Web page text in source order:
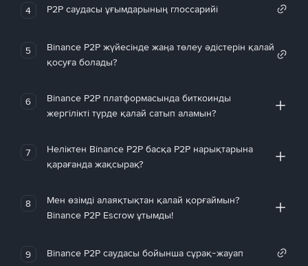
4 P2P саудасы ұғымдарының глоссарийі
5
Binance P2P жүйесінде жаңа төлеу әдістерін қалай
қосуға болады?
6
Binance P2P платформасында биткоинды
жергілікті түрде қалай сатып аламын?
7
Неліктен Binance P2P басқа P2P нарықтарына
қарағанда жақсырақ?
8
Мен өзімді алаяқтықтан қалай қорғаймын?
Binance P2P Escrow ұтымды!
9 Binance P2P саудасы бойынша сұрақ-жауап